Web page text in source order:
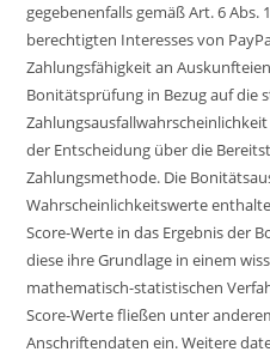
gegebenenfalls gemäß Art. 6 Abs.
berechtigten Interesses von
Zahlungsfähigkeit an
Bonitätsprüfung in Bezug auf die
der Entscheidung über die
Zahlungsmethode. Die
Wahrscheinlichkeitswerte
Score-Werte in das Ergebnis der
diese ihre Grundlage in einem
mathematisch-statistischen
Score-Werte fließen unter
Anschriftendaten ein. Weitere